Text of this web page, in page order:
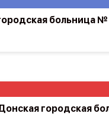
городская
больница №